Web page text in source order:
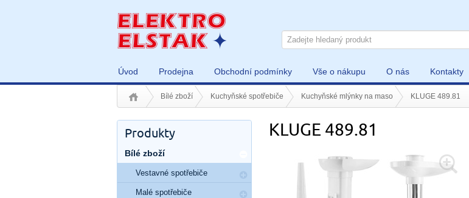
Úvod Prodejna Obchodní podmínky Vše o nákupu O nás Kontakty
Bílé zboží Kuchyňské spotřebiče Kuchyňské mlýnky na maso KLUGE 489.81
KLUGE 489.81
Produkty
Bílé zboží
Vestavné spotřebiče
Malé spotřebiče